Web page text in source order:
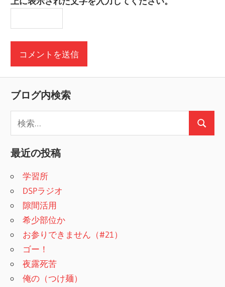
ブログ内検索
検
索
:
検
最近の投稿
学習所
DSPラジオ
隙間活用
希少部位か
お参りできません（#21）
ゴー！
夜露死苦
俺の（つけ麺）